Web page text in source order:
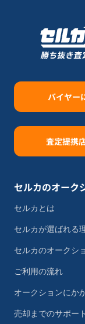
バイヤー
査定提携
セルカのオーク
セルカとは
セルカが選ばれる
セルカのオークシ
ご利用の流れ
オークションにか
売却までのサポー